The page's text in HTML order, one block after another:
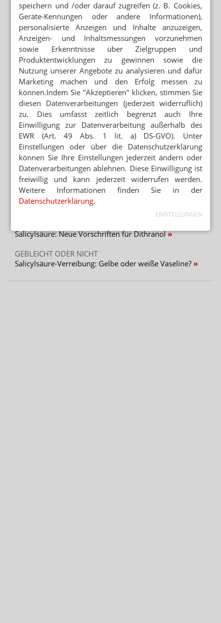
speichern und /oder darauf zugreifen (z. B. Cookies,
Geräte-Kennungen oder andere Informationen),
personalisierte Anzeigen und Inhalte anzuzeigen,
Anzeigen- und Inhaltsmessungen vorzunehmen
sowie Erkenntnisse über Zielgruppen und
Produktentwicklungen zu gewinnen sowie die
Nutzung unserer Angebote zu analysieren und dafür
Marketing machen und den Erfolg messen zu
können.Indem Sie "Akzeptieren" klicken, stimmen Sie
diesen Datenverarbeitungen (jederzeit widerruflich)
zu. Dies umfasst zeitlich begrenzt auch Ihre
Einwilligung zur Datenverarbeitung außerhalb des
EWR (Art. 49 Abs. 1 lit. a) DS-GVO). Unter
Einstellungen oder über die Datenschutzerklärung
können Sie Ihre Einstellungen jederzeit ändern oder
Datenverarbeitungen ablehnen. Diese Einwilligung ist
freiwillig und kann jederzeit widerrufen werden.
Weitere Informationen finden Sie in der
Datenschutzerklärung.
EINSTELLUNGEN
AUFFRISCHIMPFUNGEN STEHEN AN
Ethikrat: Zweite Impfkampagne jetzt schon
planen
Mehr zum Thema
NEM FÜR ERWACHSENDE VERABREICHT
Wieder Vitamin-D-Vergiftung bei Säugling
STREICHUNG DER ERSTATTUNGSFÄHIGKEIT
Cannabisversorgung: Lob für GKV und KBV
PREISSENKUNG NACH BESTELLUNG
Monatswechsel: Apotheke verliert 2000 Euro
Mehr aus Ressort
ANREIBUNG 1:9
Budesonid-Zäpfchen: Mannitol statt Dextrin
Salicylsäure: Neue Vorschriften für Dithranol
GEBLEICHT ODER NICHT
Salicylsäure-Verreibung: Gelbe oder weiße Vaseline?